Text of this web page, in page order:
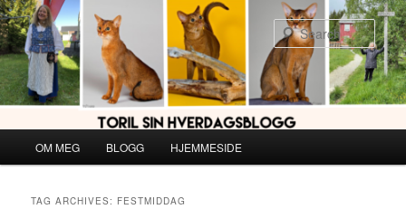
Skip
to
primary
content
Skip
to
secondary
content
OM MEG BLOGG HJEMMESIDE
TAG ARCHIVES: FESTMIDDAG